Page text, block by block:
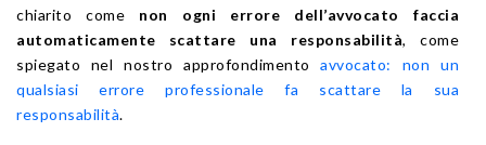
chiarito come non ogni errore dell’avvocato faccia
automaticamente scattare una responsabilità, come
spiegato nel nostro approfondimentoavvocato: non un
qualsiasi errore professionale fa scattare la sua
responsabilità.